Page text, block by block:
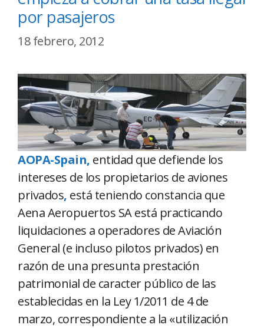
por pasajeros
18 febrero, 2012
AOPA-Spain, entidad que defiende los
intereses de los propietarios de aviones
privados, está teniendo constancia que
Aena Aeropuertos SA está practicando
liquidaciones a operadores de Aviación
General (e incluso pilotos privados) en
razón de una presunta prestación
patrimonial de caracter público de las
establecidas en la Ley 1/2011 de 4 de
marzo, correspondiente a la «utilización